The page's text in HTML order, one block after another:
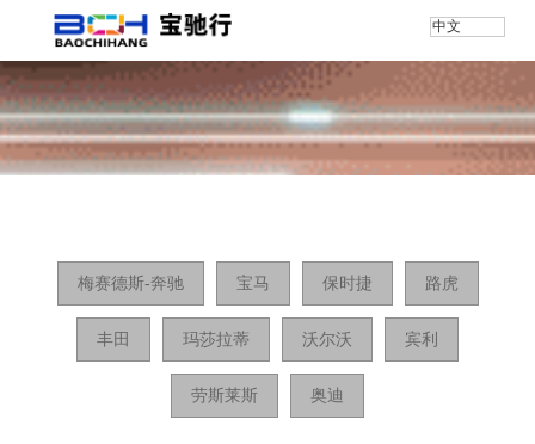
中文
梅赛德斯-奔驰 宝马 保时捷 路虎
丰田 玛莎拉蒂 沃尔沃 宾利
劳斯莱斯 奥迪